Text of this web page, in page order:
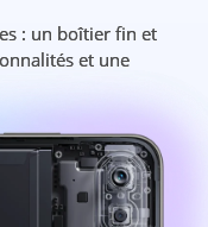
: un boîtier fin et
et une
: un boîtier fin et
et une